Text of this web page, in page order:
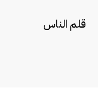
قلم الناس